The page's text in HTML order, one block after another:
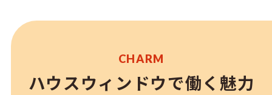
CHARM
ハウスウィンドウで働く魅力